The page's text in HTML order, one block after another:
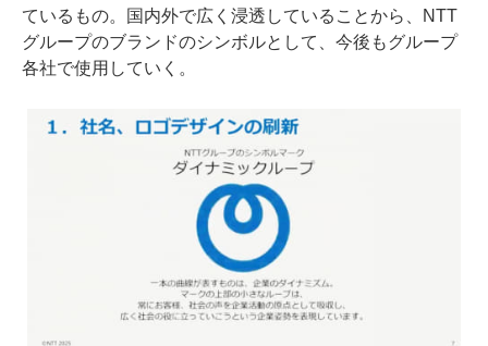
ているもの。国内外で広く浸透していることから、NTT
グループのブランドのシンボルとして、今後もグループ
各社で使用していく。